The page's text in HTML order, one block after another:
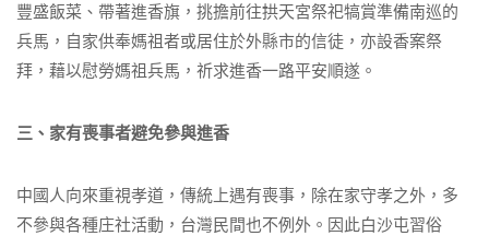
豐盛飯菜、帶著進香旗，挑擔前往拱天宮祭祀犒賞準備南巡的
兵馬，自家供奉媽祖者或居住於外縣市的信徒，亦設香案祭
拜，藉以慰勞媽祖兵馬，祈求進香一路平安順遂。
三、家有喪事者避免參與進香
中國人向來重視孝道，傳統上遇有喪事，除在家守孝之外，多
不參與各種庄社活動，台灣民間也不例外。因此白沙屯習俗